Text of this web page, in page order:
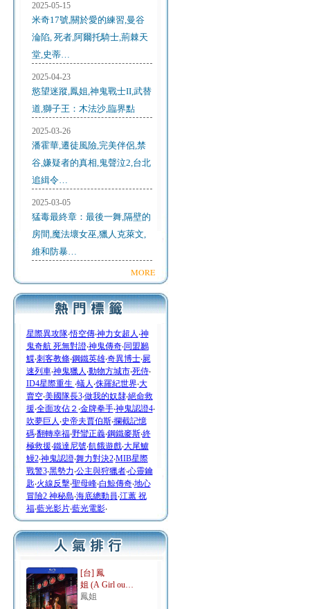
2025-05-15
米奇17號,關於愛的練習,曼谷
淪陷, 死者,阿爾托騎士,荊棘天
堂,史蒂…
2025-04-23
慾望迷蹤,鳳姐,神鬼戰士II,武替
道,獅子王：木法沙,臨界點
2025-03-26
潘霍華,遷徒風險,完美伴侶,禁
谷,嫌疑者的真相,鬼聲泣2,台北
追緝令…
2025-03-05
猛毒最終章：最後一舞,隔壁的
房間,魔法壞女巫,獵人克萊文,
維和防暴…
MORE
星際異攻隊‧悟空傳‧神力女超人 ‧神
鬼奇航 死無對證‧神鬼傳奇‧同盟鶼
鰈‧刺客教條‧鋼鐵英雄‧奇異博士‧屍
速列車‧神鬼獵人 ‧動物方城市‧死侍‧
ID4星際重生 ‧蟻人 ‧侏羅紀世界‧大
賣空‧美國隊長3‧做我的奴隸‧絕命救
援‧全面攻佔２ ‧金牌拳手‧神鬼認證4‧
吹夢巨人 ‧史帝夫賈伯斯‧攔截記憶
碼‧翻轉幸福‧野蠻正義‧鋼鐵麥斯‧終
極救援‧鐵達尼號‧飢餓遊戲‧大尾鱸
鰻2‧神鬼認證‧舞力對決2‧MIB星際
戰警3‧黑勢力‧公主與狩獵者‧心靈鑰
匙‧火線反擊‧聖母峰‧白鯨傳奇‧地心
冒險2 神秘島‧海底總動員‧江蕙 祝
福‧藍光影片‧藍光電影‧
[台] 鳳
姐 (A Girl ou…
鳳姐